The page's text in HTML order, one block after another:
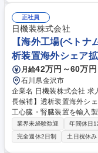
■サンプル出荷、見積提
回の海外顧客・販社との
40時間（特定の繁忙期な
英語圏年2～3回、比国年2～3回
【東京/海外営業/PM】デ
正社員
日機装株式会社
【海外工場(ベト
析装置海外シェア
月給42万円～60万円
石川県金沢市
企業名 日機装株式会社 求人名 【海外工場(ベトナム・タイ)工程管理_工場
長候補】透析装置海外シェア拡大期！ 仕事の内
工心臓・腎臓装置を輸入
0％超NO.1で、更なる海
海外工場へ赴任頂き工程管理をお任
にて、他部署と密な連携
業界未経験歓迎 年間休日
完全週休2日制
土日祝休み